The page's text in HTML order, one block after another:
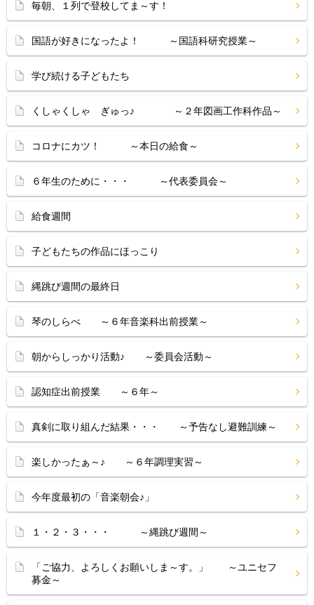
毎朝、１列で登校してま～す！
国語が好きになったよ！ ～国語科研究授業～
学び続ける子どもたち
くしゃくしゃ ぎゅっ♪ ～２年図画工作科作品～
コロナにカツ！ ～本日の給食～
６年生のために・・・ ～代表委員会～
給食週間
子どもたちの作品にほっこり
縄跳び週間の最終日
琴のしらべ ～６年音楽科出前授業～
朝からしっかり活動♪ ～委員会活動～
認知症出前授業 ～６年～
真剣に取り組んだ結果・・・ ～予告なし避難訓練～
楽しかったぁ～♪ ～６年調理実習～
今年度最初の「音楽朝会♪」
１・２・３・・・ ～縄跳び週間～
「ご協力、よろしくお願いしま～す。」 ～ユニセフ
募金～